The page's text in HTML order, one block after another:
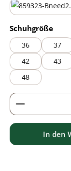
Schuhgröße
36 37
42
43
48
Produkt
In den